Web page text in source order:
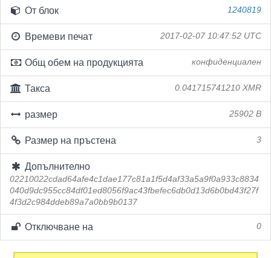
От блок 1240819
Времеви печат 2017-02-07 10:47:52 UTC
Общ обем на продукцията конфиденциален
Такса 0.041715741210 XMR
размер 25902 B
Размер на пръстена 3
Допълнително
02210022cdad64afe4c1dae177c81a1f5d4af33a5a9f0a933c8834
040d9dc955cc84df01ed8056f9ac43fbefec6db0d13d6b0bd43f27f
4f3d2c984ddeb89a7a0bb9b0137
Отключване на 0